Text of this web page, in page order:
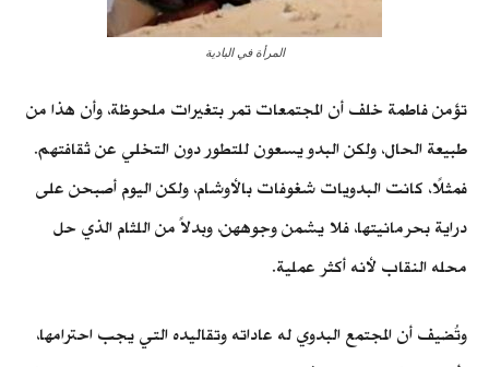
المرأة في البادية
تؤمن فاطمة خلف أن المجتمعات تمر بتغيرات ملحوظة، وأن هذا من
طبيعة الحال، ولكن البدو يسعون للتطور دون التخلي عن ثقافتهم.
فمثلًا، كانت البدويات شغوفات بالأوشام، ولكن اليوم أصبحن على
دراية بحرمانيتها، فلا يشمن وجوههن، وبدلاً من اللثام الذي حل
محله النقاب لأنه أكثر عملية.
وتُضيف أن المجتمع البدوي له عاداته وتقاليده التي يجب احترامها،